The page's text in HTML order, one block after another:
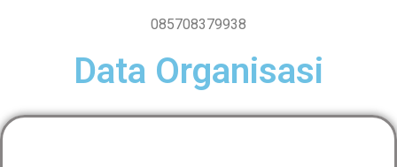
085708379938
Data Organisasi